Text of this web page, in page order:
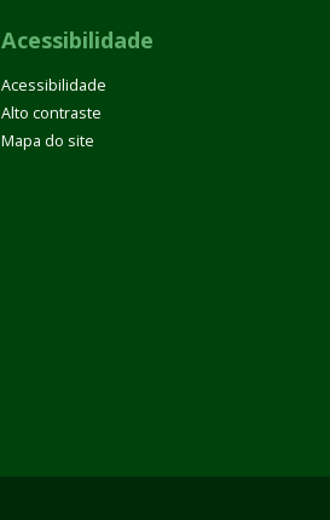
Acessibilidade
Acessibilidade
Alto contraste
Mapa do site